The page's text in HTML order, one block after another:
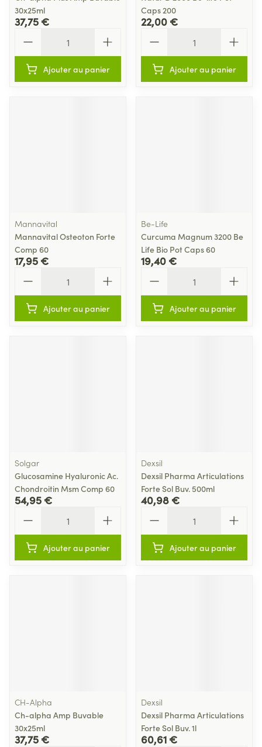
30x25ml
37,75 €
Ajouter au panier
Caps 200
22,00 €
Ajouter au panier
Mannavital
Mannavital Osteoton Forte
Comp 60
17,95 €
Ajouter au panier
Be-Life
Curcuma Magnum 3200 Be
Life Bio Pot Caps 60
19,40 €
Ajouter au panier
Solgar
Glucosamine Hyaluronic Ac.
Chondroitin Msm Comp 60
54,95 €
Ajouter au panier
Dexsil
Dexsil Pharma Articulations
Forte Sol Buv. 500ml
40,98 €
Ajouter au panier
CH-Alpha
Ch-alpha Amp Buvable
30x25ml
37,75 €
Dexsil
Dexsil Pharma Articulations
Forte Sol Buv. 1l
60,61 €